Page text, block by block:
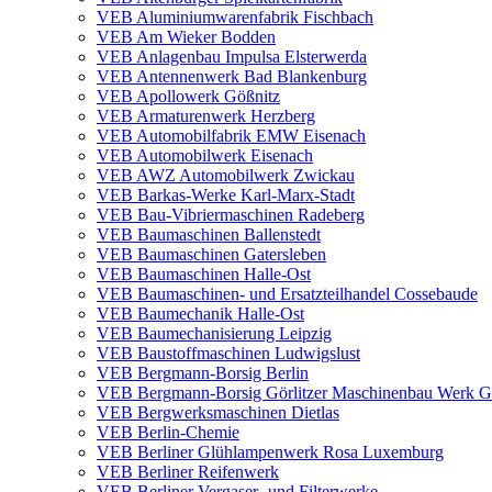
VEB Aluminiumwarenfabrik Fischbach
VEB Am Wieker Bodden
VEB Anlagenbau Impulsa Elsterwerda
VEB Antennenwerk Bad Blankenburg
VEB Apollowerk Gößnitz
VEB Armaturenwerk Herzberg
VEB Automobilfabrik EMW Eisenach
VEB Automobilwerk Eisenach
VEB AWZ Automobilwerk Zwickau
VEB Barkas-Werke Karl-Marx-Stadt
VEB Bau-Vibriermaschinen Radeberg
VEB Baumaschinen Ballenstedt
VEB Baumaschinen Gatersleben
VEB Baumaschinen Halle-Ost
VEB Baumaschinen- und Ersatzteilhandel Cossebaude
VEB Baumechanik Halle-Ost
VEB Baumechanisierung Leipzig
VEB Baustoffmaschinen Ludwigslust
VEB Bergmann-Borsig Berlin
VEB Bergmann-Borsig Görlitzer Maschinenbau Werk
VEB Bergwerksmaschinen Dietlas
VEB Berlin-Chemie
VEB Berliner Glühlampenwerk Rosa Luxemburg
VEB Berliner Reifenwerk